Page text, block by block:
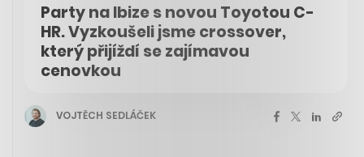
Party na Ibize s novou Toyotou C-
HR. Vyzkoušeli jsme crossover,
který přijíždí se zajímavou
cenovkou
VOJTĚCH SEDLÁČEK